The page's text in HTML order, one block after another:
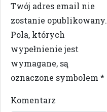
Twój adres email nie
zostanie opublikowany.
Pola, których
wypełnienie jest
wymagane, są
oznaczone symbolem *
Komentarz